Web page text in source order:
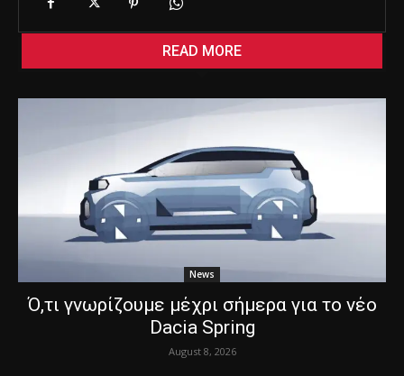
READ MORE
News
Ό,τι γνωρίζουμε μέχρι σήμερα για το νέο
Dacia Spring
August 8, 2026